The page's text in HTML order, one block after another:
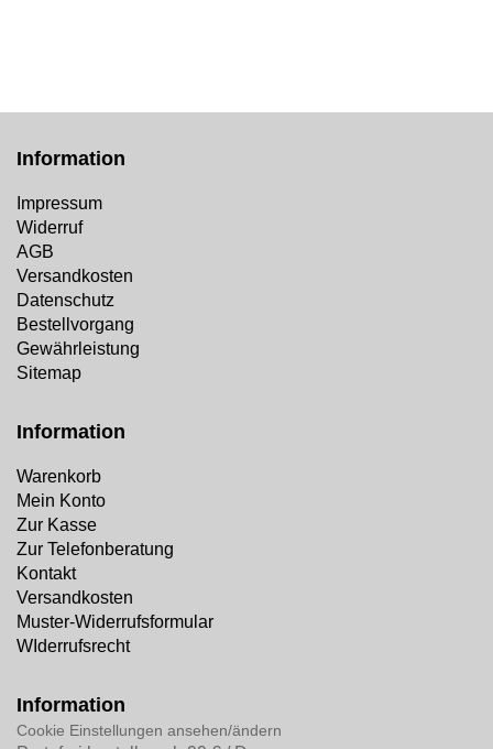
Information
Impressum
Widerruf
AGB
Versandkosten
Datenschutz
Bestellvorgang
Gewährleistung
Sitemap
Information
Warenkorb
Mein Konto
Zur Kasse
Zur Telefonberatung
Kontakt
Versandkosten
Muster-Widerrufsformular
WIderrufsrecht
Information
Cookie Einstellungen ansehen/ändern